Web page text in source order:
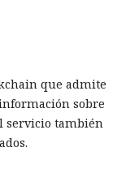
que admite
sobre
servicio también